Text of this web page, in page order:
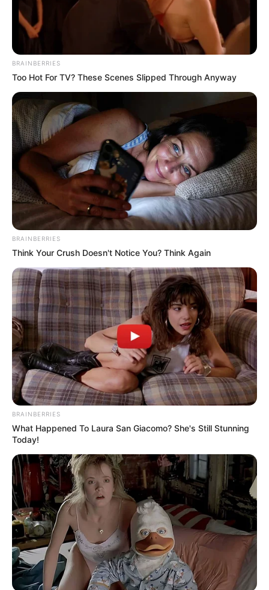
BRAINBERRIES
Too Hot For TV? These Scenes Slipped Through Anyway
BRAINBERRIES
Think Your Crush Doesn't Notice You? Think Again
BRAINBERRIES
What Happened To Laura San Giacomo? She's Still Stunning
Today!